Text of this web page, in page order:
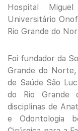
Hospital
Universitário
Rio Grande do
Foi fundador da
Grande do
de Saúde São
do Rio Grande
disciplinas de
e Odontologia